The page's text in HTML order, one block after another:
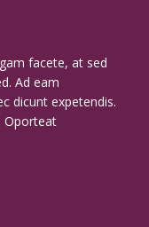
facete, at sed
Ad eam
dicunt expetendis.
Oporteat